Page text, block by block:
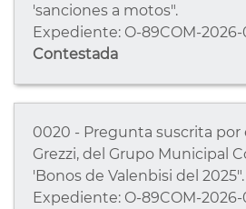
'sanciones a motos".
Expediente: O-89COM-
Contestada
0020 - Pregunta suscrita por
Grezzi, del Grupo Municipal
'Bonos de Valenbisi del 2025".
Expediente: O-89COM-